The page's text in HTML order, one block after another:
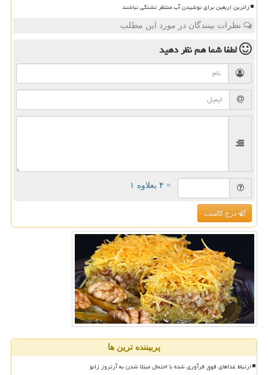
زائرین اربعین برای نوشیدن آب منتظر تشنگی نباشند
نظرات بینندگان در مورد این مطلب
لطفا شما همنظر دهید
= ۴ بعلاوه ۱
درج کامنت
پربیننده ترین ها
ارتباط غذاهای فوق فرآوری شده با احتمال مبتلا شدن به آرتروز زانو